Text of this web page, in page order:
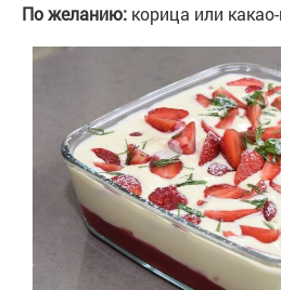
По желанию: корица или